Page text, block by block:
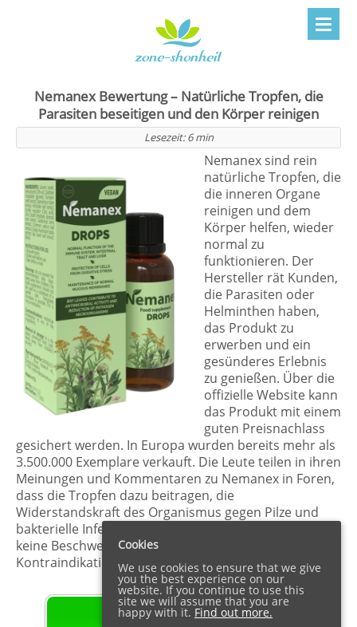
Nemanex Bewertung – Natürliche Tropfen, die
Parasiten beseitigen und den Körper reinigen
Lesezeit:6 min
Nemanex sind rein
natürliche Tropfen, die
die inneren Organe
reinigen und dem
Körper helfen, wieder
normal zu
funktionieren. Der
Hersteller rät Kunden,
die Parasiten oder
Helminthen haben,
das Produkt zu
erwerben und ein
gesünderes Erlebnis
zu genießen. Über die
offizielle Website kann
das Produkt mit einem
guten Preisnachlass
gesichert werden. In Europa wurden bereits mehr als
3.500.000 Exemplare verkauft. Die Leute teilen in ihren
Meinungen und Kommentaren zu Nemanex in Foren,
dass die Tropfen dazu beitragen, die
Widerstandskraft des Organismus gegen Pilze und
bakterielle Infektionen wiederherzustellen. Es gibt
keine Beschwerden über Nebenwirkungen oder
Kontraindikationen in den Erfahrungsberichten.
OFFIZIELLE WEBSITE HIER
Cookies
We use cookies to ensure that we give
you the best experience on our
website. If you continue to use this
site we will assume that you are
happy with it. Find out more.